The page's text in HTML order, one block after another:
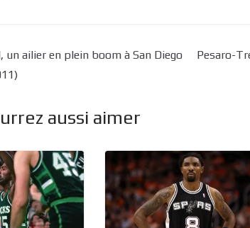
un ailier en plein boom à San Diego
Pesaro-
aussi aimer